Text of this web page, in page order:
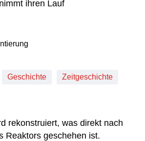
ihren Lauf
Desorientierung
Geschichte Zeitgeschichte
rekonstruiert, was direkt nach
Reaktors geschehen ist.